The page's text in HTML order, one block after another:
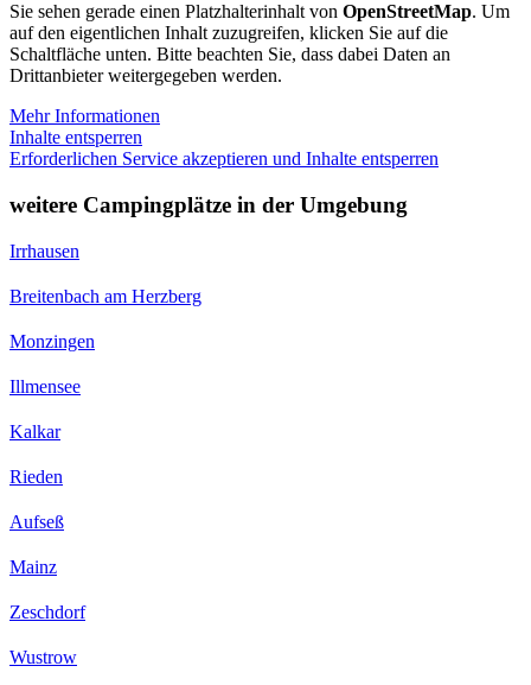
Sie sehen gerade einen Platzhalterinhalt von OpenStreetMap. Um
auf den eigentlichen Inhalt zuzugreifen, klicken Sie auf die
Schaltfläche unten. Bitte beachten Sie, dass dabei Daten an
Drittanbieter weitergegeben werden.
Mehr Informationen
Inhalte entsperren
Erforderlichen Service akzeptieren und Inhalte entsperren
weitere Campingplätze in der Umgebung
Irrhausen
Breitenbach am Herzberg
Monzingen
Illmensee
Kalkar
Rieden
Aufseß
Mainz
Zeschdorf
Wustrow